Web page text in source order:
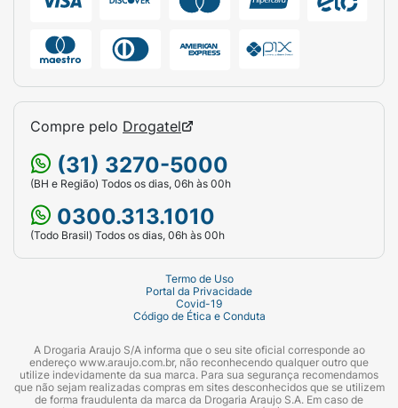
Compre pelo Drogatel
(31) 3270-5000
(BH e Região) Todos os dias, 06h às 00h
0300.313.1010
(Todo Brasil) Todos os dias, 06h às 00h
Termo de Uso
Portal da Privacidade
Covid-19
Código de Ética e Conduta
A Drogaria Araujo S/A informa que o seu site oficial corresponde ao
endereço www.araujo.com.br, não reconhecendo qualquer outro que
utilize indevidamente da sua marca. Para sua segurança recomendamos
que não sejam realizadas compras em sites desconhecidos que se utilizem
de forma fraudulenta da marca da Drogaria Araujo S.A. Em caso de